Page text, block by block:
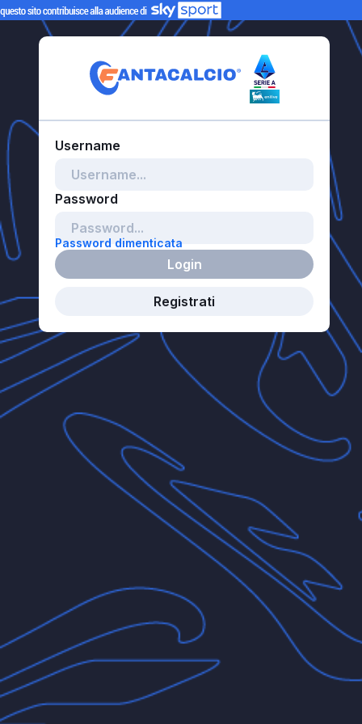
Password dimenticata
Login
Registrati